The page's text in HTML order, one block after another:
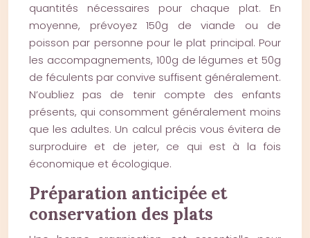
quantités nécessaires pour chaque plat. En
moyenne, prévoyez 150g de viande ou de
poisson par personne pour le plat principal. Pour
les accompagnements, 100g de légumes et 50g
de féculents par convive suffisent généralement.
N’oubliez pas de tenir compte des enfants
présents, qui consomment généralement moins
que les adultes. Un calcul précis vous évitera de
surproduire et de jeter, ce qui est à la fois
économique et écologique.
Préparation anticipée et
conservation des plats